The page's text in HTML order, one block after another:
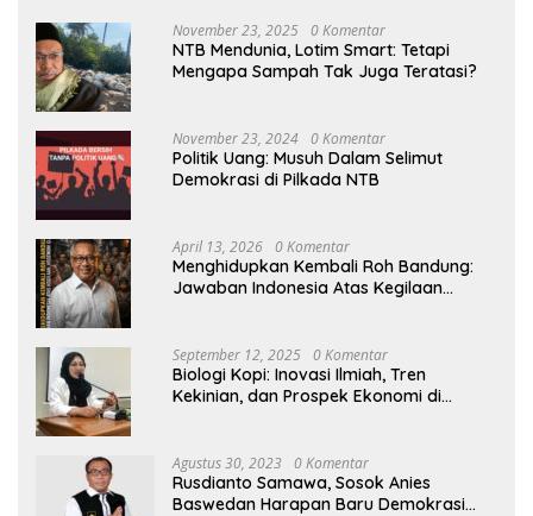
November 23, 2025 0 Komentar
NTB Mendunia, Lotim Smart: Tetapi
Mengapa Sampah Tak Juga Teratasi?
November 23, 2024 0 Komentar
Politik Uang: Musuh Dalam Selimut
Demokrasi di Pilkada NTB
April 13, 2026 0 Komentar
Menghidupkan Kembali Roh Bandung:
Jawaban Indonesia Atas Kegilaan
September 12, 2025 0 Komentar
Biologi Kopi: Inovasi Ilmiah, Tren
Kekinian, dan Prospek Ekonomi di
Agustus 30, 2023 0 Komentar
Rusdianto Samawa, Sosok Anies
Baswedan Harapan Baru Demokrasi